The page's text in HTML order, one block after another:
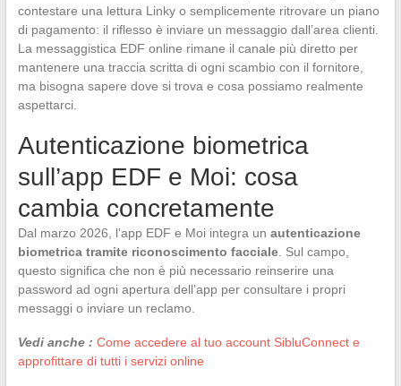
contestare una lettura Linky o semplicemente ritrovare un piano
di pagamento: il riflesso è inviare un messaggio dall’area clienti.
La messaggistica EDF online rimane il canale più diretto per
mantenere una traccia scritta di ogni scambio con il fornitore,
ma bisogna sapere dove si trova e cosa possiamo realmente
aspettarci.
Autenticazione biometrica
sull’app EDF e Moi: cosa
cambia concretamente
Dal marzo 2026, l’app EDF e Moi integra un autenticazione
biometrica tramite riconoscimento facciale. Sul campo,
questo significa che non è più necessario reinserire una
password ad ogni apertura dell’app per consultare i propri
messaggi o inviare un reclamo.
Vedi anche : Come accedere al tuo account SibluConnect e
approfittare di tutti i servizi online